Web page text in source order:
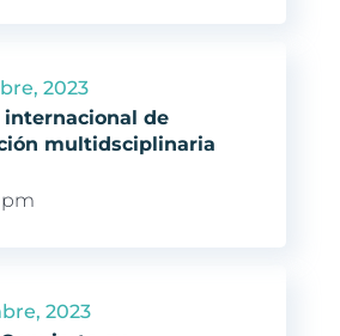
2023
internacional de
multidsciplinaria
2023